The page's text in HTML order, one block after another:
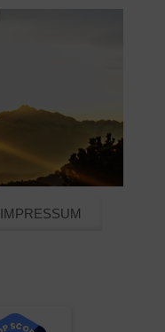
IMPRESSUM